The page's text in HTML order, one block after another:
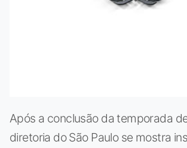
Após a conclusão da temporada
diretoria do São Paulo se mostra